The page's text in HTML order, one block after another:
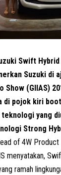
Swift
Suzuki di
Show (GIIAS)
di pojok kiri
yang
Strong
of 4W
menyatakan,
ramah